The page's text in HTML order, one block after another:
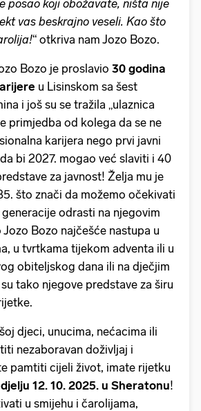
posao koji obožavate, ništa nije
vas beskrajno veseli. Kao što
“ otkriva nam Jozo Bozo.
Bozo je proslavio 30 godina
u Lisinskom sa šest
i još su se tražila „ulaznica
primjedba od kolega da se ne
karijera nego prvi javni
bi 2027. mogao već slaviti i 40
za javnost! Želja mu je
što znači da možemo očekivati
odrasti na njegovim
Bozo najčešće nastupa u
u tvrtkama tijekom adventa ili u
obiteljskog dana ili na dječjim
tako njegove predstave za širu
djeci, unucima, nećacima ili
nezaboravan doživljaj i
pamtiti cijeli život, imate rijetku
12. 10. 2025. u Sheratonu!
u smijehu i čarolijama,